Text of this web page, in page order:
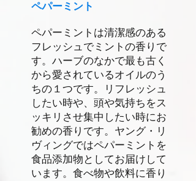
ペパーミント
ペパーミントは清潔感のある
フレッシュでミントの香りで
す。ハーブのなかで最も古く
から愛されているオイルのう
ちの１つです。リフレッシュ
したい時や、頭や気持ちをス
ッキリさせ集中したい時にお
勧めの香りです。ヤング・リ
ヴィングではペパーミントを
食品添加物としてお届けして
います。食べ物や飲料に香り